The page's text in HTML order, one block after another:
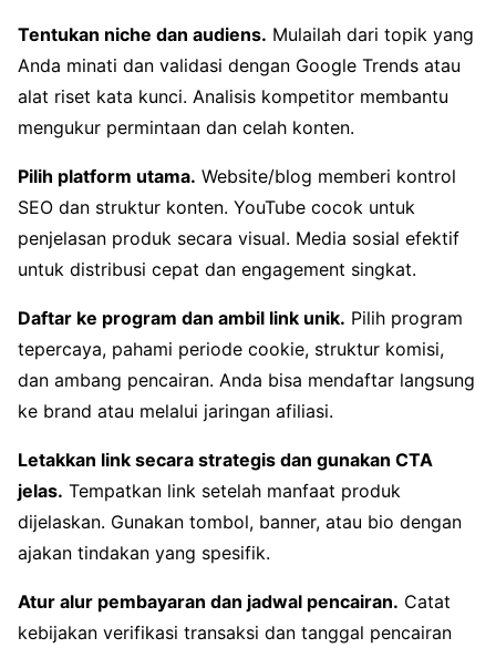
Tentukan niche dan audiens. Mulailah dari topik yang
Anda minati dan validasi dengan Google Trends atau
alat riset kata kunci. Analisis kompetitor membantu
mengukur permintaan dan celah konten.
Pilih platform utama. Website/blog memberi kontrol
SEO dan struktur konten. YouTube cocok untuk
penjelasan produk secara visual. Media sosial efektif
untuk distribusi cepat dan engagement singkat.
Daftar ke program dan ambil link unik. Pilih program
tepercaya, pahami periode cookie, struktur komisi,
dan ambang pencairan. Anda bisa mendaftar langsung
ke brand atau melalui jaringan afiliasi.
Letakkan link secara strategis dan gunakan CTA
jelas. Tempatkan link setelah manfaat produk
dijelaskan. Gunakan tombol, banner, atau bio dengan
ajakan tindakan yang spesifik.
Atur alur pembayaran dan jadwal pencairan. Catat
kebijakan verifikasi transaksi dan tanggal pencairan